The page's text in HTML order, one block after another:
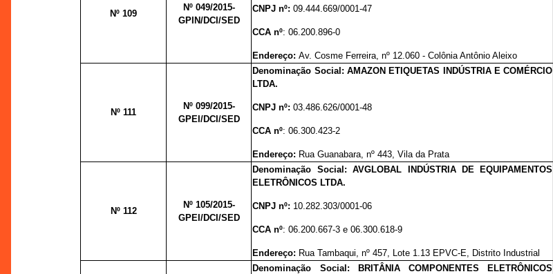
Nº 109
Nº 049/2015-
GPIN/DCI/SED
CNPJ nº:09.444.669/0001-47
CCA nº: 06.200.896-0
Endereço:Av. Cosme Ferreira, nº 12.060 - Colônia Antônio Aleixo
Nº 111
Nº 099/2015-
GPEI/DCI/SED
Denominação Social: AMAZON ETIQUETAS INDÚSTRIA E COMÉRCIO
LTDA.
CNPJ nº:03.486.626/0001-48
CCA nº: 06.300.423-2
Endereço: Rua Guanabara, nº 443, Vila da Prata
Nº 112
Nº 105/2015-
GPEI/DCI/SED
Denominação Social: AVGLOBAL INDÚSTRIA DE EQUIPAMENTOS
ELETRÔNICOS LTDA.
CNPJ nº: 10.282.303/0001-06
CCA nº: 06.200.667-3 e 06.300.618-9
Endereço: Rua Tambaqui, nº 457, Lote 1.13 EPVC-E, Distrito Industrial
Denominação Social: BRITÂNIA COMPONENTES ELETRÔNICOS